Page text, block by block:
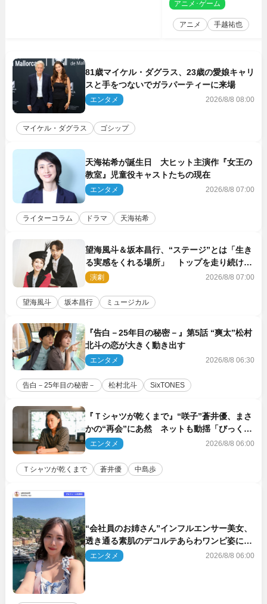
アニメ･ゲーム
アニメ 手越祐也
81歳マイケル・ダグラス、23歳の愛娘キャリ
スと手をつないでガラパーティーに来場
エンタメ 2026/8/8 08:00
マイケル・ダグラス ゴシップ
天海祐希が誕生日 大ヒット主演作『女王の
教室』児童役キャストたちの現在
エンタメ 2026/8/8 07:00
ライターコラム ドラマ 天海祐希
望海風斗＆坂本昌行、“ステージ”とは「生き
る実感をくれる場所」 トップを走り続ける
原動力を語る
演劇 2026/8/8 07:00
望海風斗 坂本昌行 ミュージカル
『告白－25年目の秘密－』第5話 “爽太”松村
北斗の恋が大きく動き出す
エンタメ 2026/8/8 06:30
告白－25年目の秘密－ 松村北斗 SixTONES
『Ｔシャツが乾くまで』“咲子”蒼井優、まさ
かの“再会”にあ然 ネットも動揺「びっくり
した!!」「今さら?!」（ネタバレあり）
エンタメ 2026/8/8 06:00
Ｔシャツが乾くまで 蒼井優 中島歩
“会社員のお姉さん”インフルエンサー美女、
透き通る素肌のデコルテあらわワンピ姿に反
響エンタメ 2026/8/8 06:00